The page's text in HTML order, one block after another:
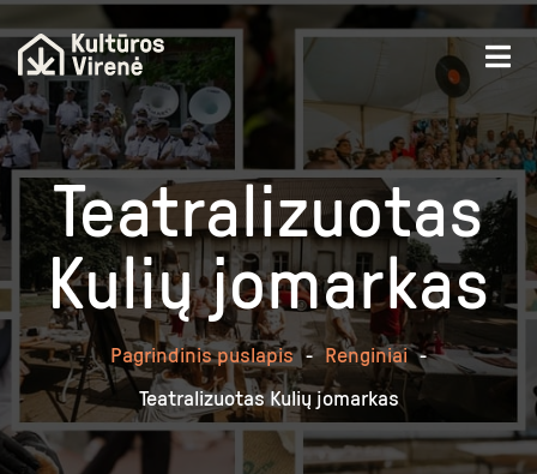
Teatralizuotas
Kulių jomarkas
Pagrindinis puslapis - Renginiai -
Teatralizuotas Kulių jomarkas